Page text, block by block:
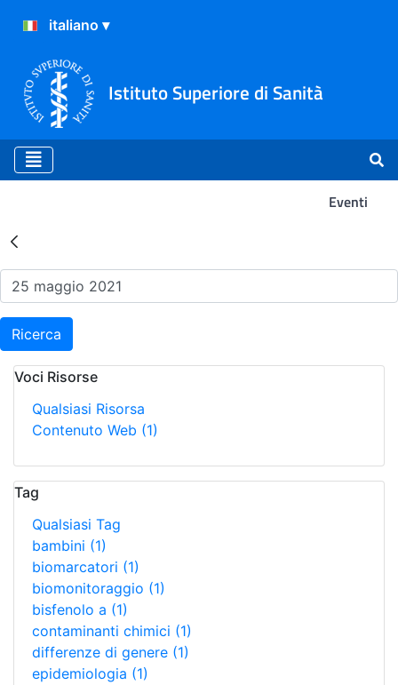
Istituto Superiore di Sanità
Eventi
Risultati della Ricerca -
Ricerca
Voci Risorse
Qualsiasi Risorsa
Contenuto Web (1)
Tag
Qualsiasi Tag
bambini (1)
biomarcatori (1)
biomonitoraggio (1)
bisfenolo a (1)
contaminanti chimici (1)
differenze di genere (1)
epidemiologia (1)